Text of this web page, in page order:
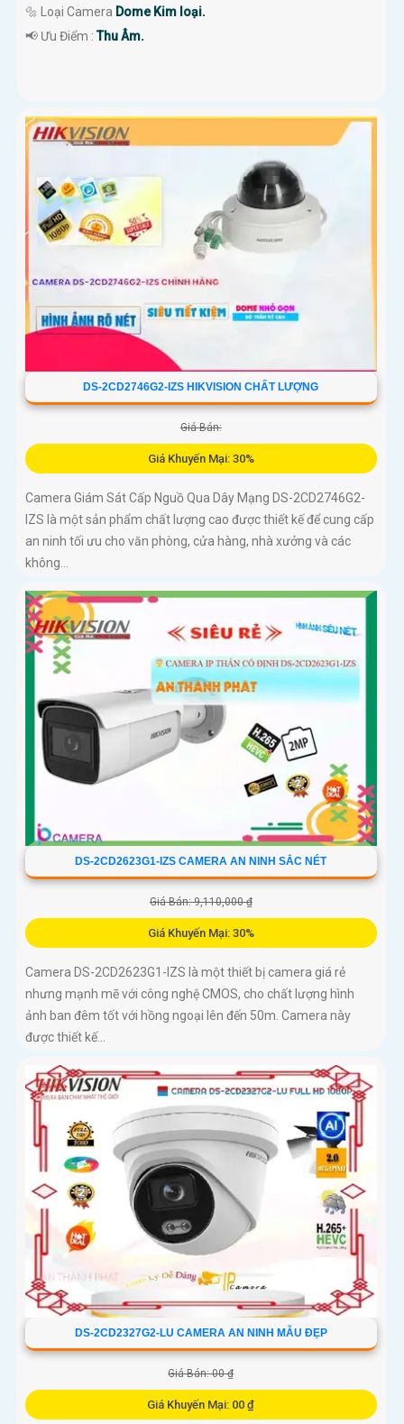
🔩 Loại Camera Dome Kim loại.
️📢 Ưu Điểm :Thu Âm.
DS-2CD2746G2-IZS HIKVISION CHẤT LƯỢNG
Giá Bán:
Giá Khuyến Mại: 30%
Camera Giám Sát Cấp Nguồ Qua Dây Mạng DS-2CD2746G2-
IZS là một sản phẩm chất lượng cao được thiết kế để cung cấp
an ninh tối ưu cho văn phòng, cửa hàng, nhà xưởng và các
không...
DS-2CD2623G1-IZS CAMERA AN NINH SẮC NÉT
Giá Bán: 9,110,000 ₫
Giá Khuyến Mại: 30%
Camera DS-2CD2623G1-IZS là một thiết bị camera giá rẻ
nhưng mạnh mẽ với công nghệ CMOS, cho chất lượng hình
ảnh ban đêm tốt với hồng ngoại lên đến 50m. Camera này
được thiết kế...
DS-2CD2327G2-LU CAMERA AN NINH MẪU ĐẸP
Giá Bán: 00 ₫
Giá Khuyến Mại: 00 ₫